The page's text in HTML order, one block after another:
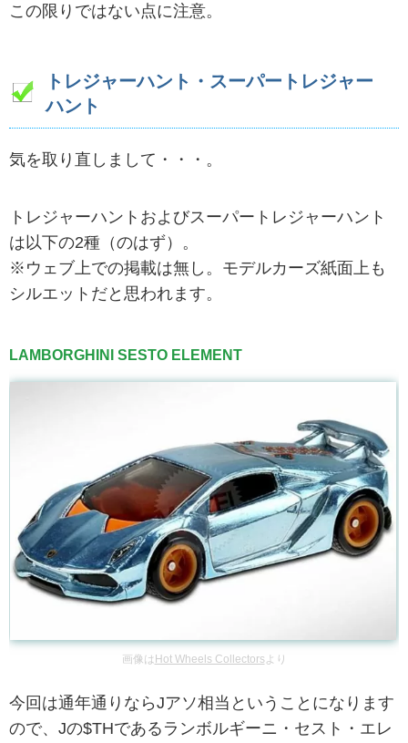
この限りではない点に注意。
トレジャーハント・スーパートレジャー
ハント
気を取り直しまして・・・。
トレジャーハントおよびスーパートレジャーハント
は以下の2種（のはず）。
※ウェブ上での掲載は無し。モデルカーズ紙面上も
シルエットだと思われます。
LAMBORGHINI SESTO ELEMENT
画像は Hot Wheels Collectors より
今回は通年通りならJアソ相当ということになります
ので、Jの$THであるランボルギーニ・セスト・エレ